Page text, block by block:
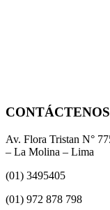
CONTÁCTENOS
Av. Flora Tristan N°
– La Molina – Lima
(01) 3495405
(01) 972 878 798